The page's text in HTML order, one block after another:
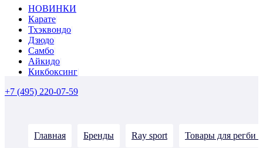
НОВИНКИ
Карате
Тхэквондо
Дзюдо
Самбо
Айкидо
Кикбоксинг
+7 (495) 220-07-59
Главная Бренды Ray sport Товары для регби